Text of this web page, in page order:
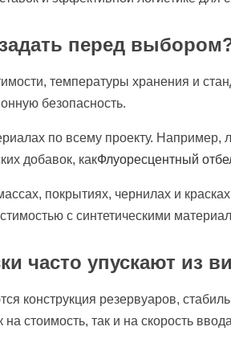
перед
температуры хранения и
безопасность.
по всему проекту. Например,
добавок, какФлуоресцентный
покрытиях, чернилах и
с синтетическими
часто упускают из
конструкция резервуаров,
стоимость, так и на скорость